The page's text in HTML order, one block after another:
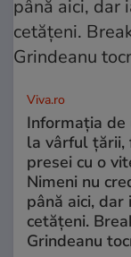
Viva.ro
Informația
la vârful țării,
presei cu o
Nimeni nu
până aici,
cetățeni.
Grindeanu